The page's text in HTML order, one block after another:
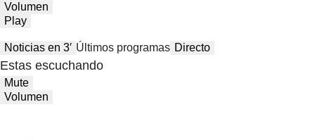
Volumen
Play
Noticias en 3′ Últimos programas Directo
Estas escuchando
Mute
Volumen